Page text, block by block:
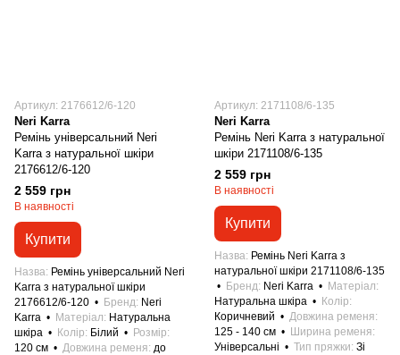
Артикул: 2176612/6-120
Neri Karra
Ремінь універсальний Neri
Karra з натуральної шкіри
2176612/6-120
2 559 грн
В наявності
Купити
Назва Ремінь універсальний Neri
Karra з натуральної шкіри
2176612/6-120
Бренд Neri
Karra
Матеріал
Натуральна
шкіра
Колір Білий
Розмір
120 см
Довжина ременя до
Артикул: 2171108/6-135
Neri Karra
Ремінь Neri Karra з натуральної
шкіри 2171108/6-135
2 559 грн
В наявності
Купити
Назва Ремінь Neri Karra з
натуральної шкіри 2171108/6-135
Бренд Neri Karra
Матеріал
Натуральна шкіра
Колір
Коричневий
Довжина ременя
125 - 140 см
Ширина ременя
Універсальні
Тип пряжки Зі